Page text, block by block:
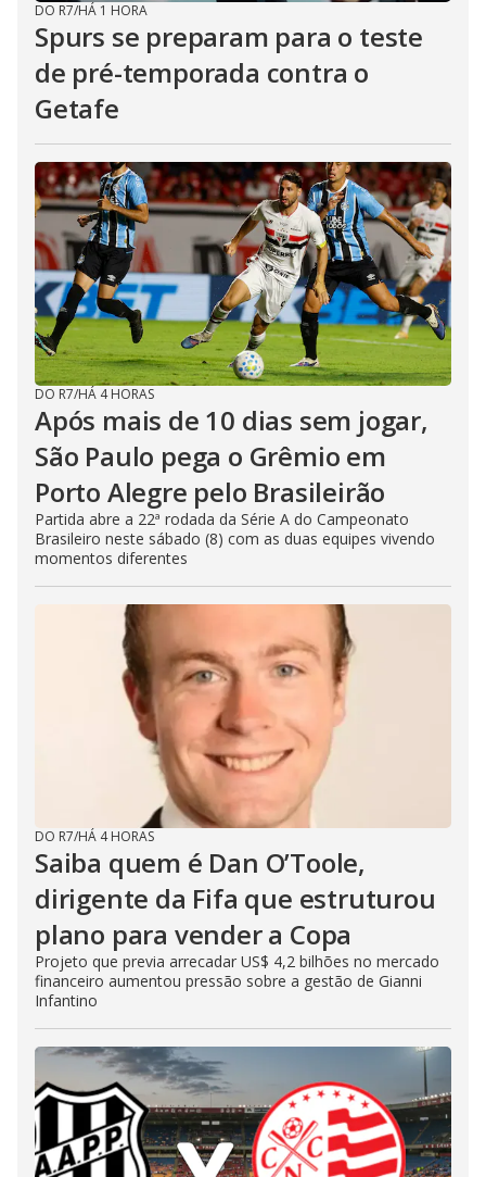
DO R7/HÁ 1 HORA
Spurs se preparam para o teste
de pré-temporada contra o
Getafe
DO R7/HÁ 4 HORAS
Após mais de 10 dias sem jogar,
São Paulo pega o Grêmio em
Porto Alegre pelo Brasileirão
Partida abre a 22ª rodada da Série A do Campeonato
Brasileiro neste sábado (8) com as duas equipes vivendo
momentos diferentes
DO R7/HÁ 4 HORAS
Saiba quem é Dan O’Toole,
dirigente da Fifa que estruturou
plano para vender a Copa
Projeto que previa arrecadar US$ 4,2 bilhões no mercado
financeiro aumentou pressão sobre a gestão de Gianni
Infantino